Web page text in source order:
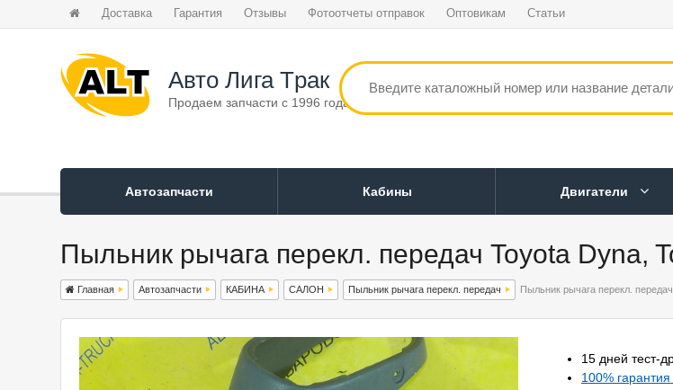
Доставка Гарантия Отзывы Фотоотчеты отправок Оптовикам Статьи
Авто Лига Tрак
Продаем запчасти с 1996 года
Автозапчасти Кабины Двигатели
Пыльник рычага перекл. передач Toyota Dyna,
Главная Автозапчасти КАБИНА САЛОН Пыльник рычага перекл. передач Пыльник рычага перекл.
15 дней тест-
100%